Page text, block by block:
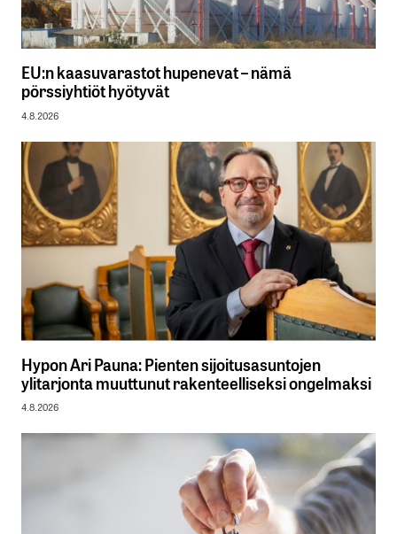
EU:n kaasuvarastot hupenevat – nämä
pörssiyhtiöt hyötyvät
4.8.2026
Hypon Ari Pauna: Pienten sijoitusasuntojen
ylitarjonta muuttunut rakenteelliseksi ongelmaksi
4.8.2026